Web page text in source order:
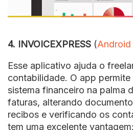
4. INVOICEXPRESS (Android
Esse aplicativo ajuda o
contabilidade. O app
sistema financeiro na palma
faturas, alterando
recibos e verificando os
tem uma excelente